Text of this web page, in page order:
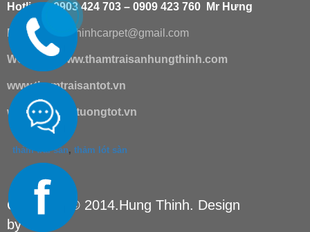
Hotline : 0903 424 703 – 0909 423 760 Mr Hưng
Email : hungthinhcarpet@gmail.com
Website: www.thamtraisanhungthinh.com
www.thamtraisantot.vn
www.giaydantuongtot.vn
thảm trải sàn, thảm lót sàn
Copyright © 2014.Hung Thinh. Design
byTSM